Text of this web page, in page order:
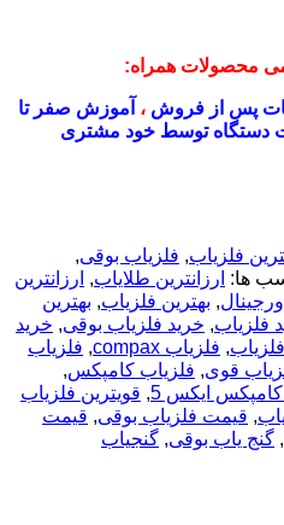
محصولات همراه:
پس از فروش ، آموزش صفر تا
دستگاه توسط خود مشتری
فلزیاب, فلزیاب بوقی,
ها: ارزانترین طلایاب, ارزانترین
, بهترین فلزیاب, بهترین
فلزیاب, خرید فلزیاب بوقی, خرید
فلزیاب, فلزیاب compax , فلزیاب
قوی, فلزیاب کامپکس,
ایکس 5 , قویترین فلزیاب
, قیمت فلزیاب بوقی, قیمت
, گنج یاب بوقی, گنجیاب